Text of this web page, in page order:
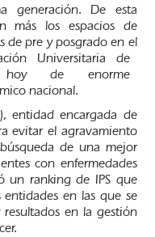
generación. De esta
más los espacios de
de pre y posgrado en el
Universitaria de
de enorme
nacional.
entidad encargada de
evitar el agravamiento
de una mejor
con enfermedades
un ranking de IPS que
en las que se
en la gestión